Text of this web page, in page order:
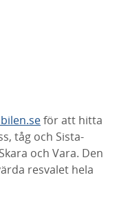
för att hitta
tåg och Sista-
och Vara. Den
resvalet hela